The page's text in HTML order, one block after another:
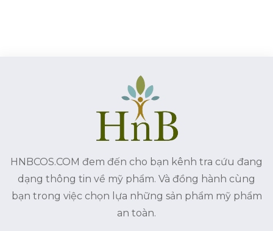
HNBCOS.COM đem đến cho bạn kênh tra cứu đang
dạng thông tin về mỹ phẩm. Và đồng hành cùng
bạn trong việc chọn lựa những sản phẩm mỹ phẩm
an toàn.